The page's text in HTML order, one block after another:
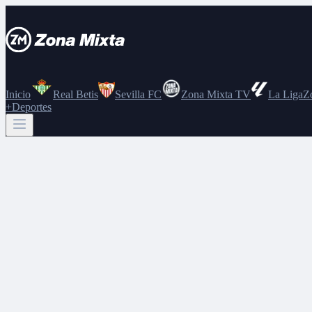
Inicio Real Betis Sevilla FC Zona Mixta TV La Liga
+Deportes